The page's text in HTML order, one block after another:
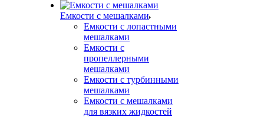
Емкости с мешалками
Емкости с лопастными
мешалками
Емкости с
пропеллерными
мешалками
Емкости с турбинными
мешалками
Емкости с мешалками
для вязких жидкостей